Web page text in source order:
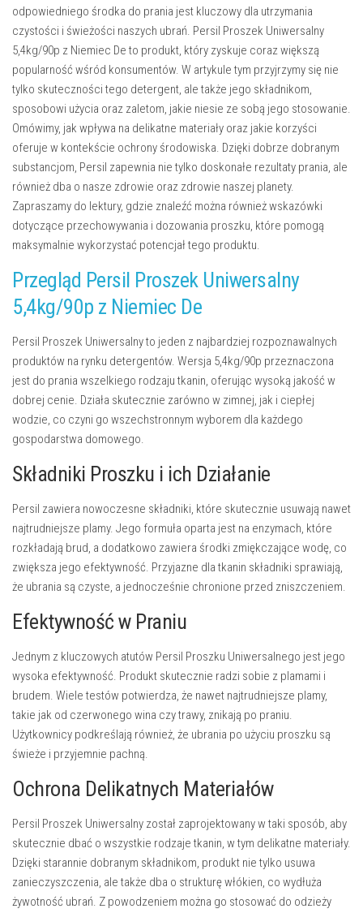
odpowiedniego środka do prania jest kluczowy dla utrzymania
czystości i świeżości naszych ubrań. Persil Proszek Uniwersalny
5,4kg/90p z Niemiec De to produkt, który zyskuje coraz większą
popularność wśród konsumentów. W artykule tym przyjrzymy się nie
tylko skuteczności tego detergent, ale także jego składnikom,
sposobowi użycia oraz zaletom, jakie niesie ze sobą jego stosowanie.
Omówimy, jak wpływa na delikatne materiały oraz jakie korzyści
oferuje w kontekście ochrony środowiska. Dzięki dobrze dobranym
substancjom, Persil zapewnia nie tylko doskonałe rezultaty prania, ale
również dba o nasze zdrowie oraz zdrowie naszej planety.
Zapraszamy do lektury, gdzie znaleźć można również wskazówki
dotyczące przechowywania i dozowania proszku, które pomogą
maksymalnie wykorzystać potencjał tego produktu.
Przegląd Persil Proszek Uniwersalny
5,4kg/90p z Niemiec De
Persil Proszek Uniwersalny to jeden z najbardziej rozpoznawalnych
produktów na rynku detergentów. Wersja 5,4kg/90p przeznaczona
jest do prania wszelkiego rodzaju tkanin, oferując wysoką jakość w
dobrej cenie. Działa skutecznie zarówno w zimnej, jak i ciepłej
wodzie, co czyni go wszechstronnym wyborem dla każdego
gospodarstwa domowego.
Składniki Proszku i ich Działanie
Persil zawiera nowoczesne składniki, które skutecznie usuwają nawet
najtrudniejsze plamy. Jego formuła oparta jest na enzymach, które
rozkładają brud, a dodatkowo zawiera środki zmiękczające wodę, co
zwiększa jego efektywność. Przyjazne dla tkanin składniki sprawiają,
że ubrania są czyste, a jednocześnie chronione przed zniszczeniem.
Efektywność w Praniu
Jednym z kluczowych atutów Persil Proszku Uniwersalnego jest jego
wysoka efektywność. Produkt skutecznie radzi sobie z plamami i
brudem. Wiele testów potwierdza, że nawet najtrudniejsze plamy,
takie jak od czerwonego wina czy trawy, znikają po praniu.
Użytkownicy podkreślają również, że ubrania po użyciu proszku są
świeże i przyjemnie pachną.
Ochrona Delikatnych Materiałów
Persil Proszek Uniwersalny został zaprojektowany w taki sposób, aby
skutecznie dbać o wszystkie rodzaje tkanin, w tym delikatne materiały.
Dzięki starannie dobranym składnikom, produkt nie tylko usuwa
zanieczyszczenia, ale także dba o strukturę włókien, co wydłuża
żywotność ubrań. Z powodzeniem można go stosować do odzieży